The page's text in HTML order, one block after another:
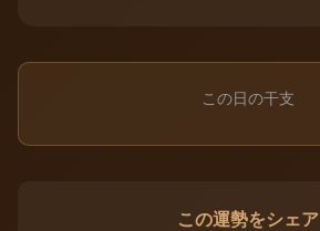
この日の干支
この運勢をシェア